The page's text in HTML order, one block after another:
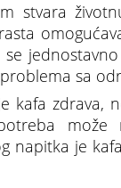
stvara
sa
kafa zdrava,
može
napitka je